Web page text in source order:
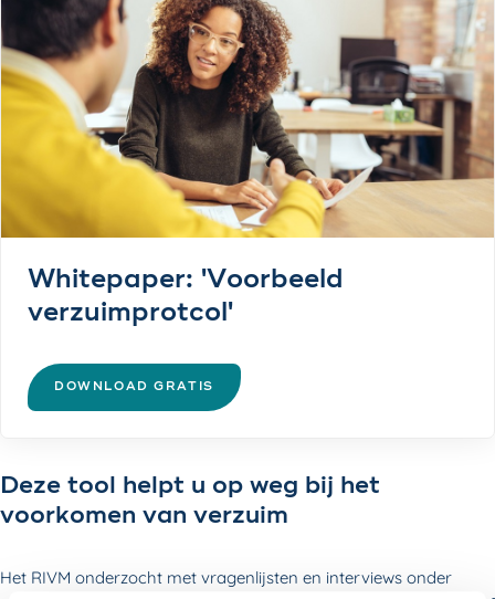
Whitepaper: 'Voorbeeld
verzuimprotcol'
DOWNLOAD GRATIS
Deze tool helpt u op weg bij het
voorkomen van verzuim
Het RIVM onderzocht met vragenlijsten en interviews onder